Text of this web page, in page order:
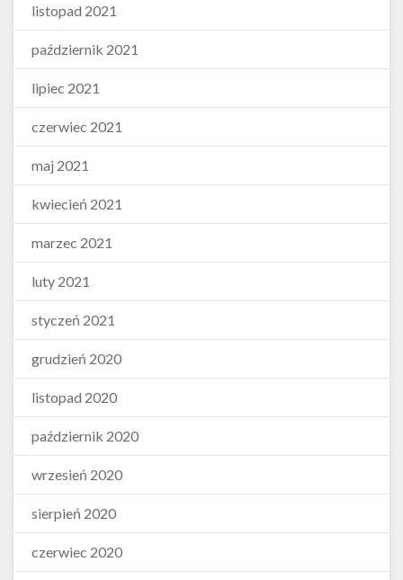
listopad 2021
październik 2021
lipiec 2021
czerwiec 2021
maj 2021
kwiecień 2021
marzec 2021
luty 2021
styczeń 2021
grudzień 2020
listopad 2020
październik 2020
wrzesień 2020
sierpień 2020
czerwiec 2020